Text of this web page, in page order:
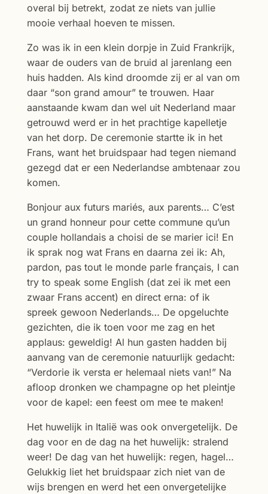
overal bij betrekt, zodat ze niets van jullie
mooie verhaal hoeven te missen.
Zo was ik in een klein dorpje in Zuid Frankrijk,
waar de ouders van de bruid al jarenlang een
huis hadden. Als kind droomde zij er al van om
daar “son grand amour” te trouwen. Haar
aanstaande kwam dan wel uit Nederland maar
getrouwd werd er in het prachtige kapelletje
van het dorp. De ceremonie startte ik in het
Frans, want het bruidspaar had tegen niemand
gezegd dat er een Nederlandse ambtenaar zou
komen.
Bonjour aux futurs mariés, aux parents… C’est
un grand honneur pour cette commune qu’un
couple hollandais a choisi de se marier ici! En
ik sprak nog wat Frans en daarna zei ik: Ah,
pardon, pas tout le monde parle français, I can
try to speak some English (dat zei ik met een
zwaar Frans accent) en direct erna: of ik
spreek gewoon Nederlands… De opgeluchte
gezichten, die ik toen voor me zag en het
applaus: geweldig! Al hun gasten hadden bij
aanvang van de ceremonie natuurlijk gedacht:
“Verdorie ik versta er helemaal niets van!” Na
afloop dronken we champagne op het pleintje
voor de kapel: een feest om mee te maken!
Het huwelijk in Italië was ook onvergetelijk. De
dag voor en de dag na het huwelijk: stralend
weer! De dag van het huwelijk: regen, hagel…
Gelukkig liet het bruidspaar zich niet van de
wijs brengen en werd het een onvergetelijke